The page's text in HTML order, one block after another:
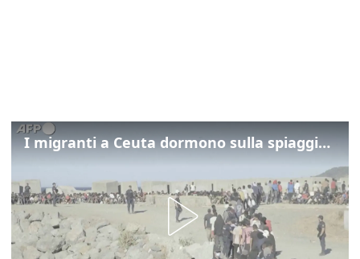
I migranti a Ceuta dormono sulla spiaggia: "Vogliamo entrare in Europa"